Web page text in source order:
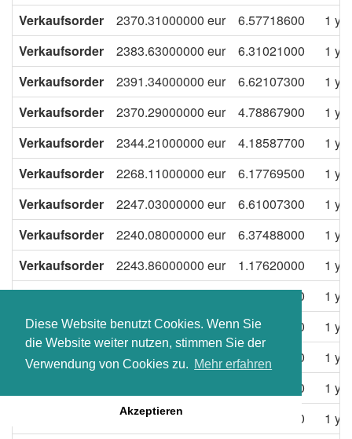
Diese Website benutzt Cookies. Wenn Sie
die Website weiter nutzen, stimmen Sie der
Verwendung von Cookies zu. Mehr erfahren
Akzeptieren
Verkaufsorder
2370.31000000 eur 6.57718600
1
Verkaufsorder
2383.63000000 eur 6.31021000
1
Verkaufsorder
2391.34000000 eur 6.62107300
1
Verkaufsorder
2370.29000000 eur 4.78867900
1
Verkaufsorder
2344.21000000 eur 4.18587700
1
Verkaufsorder
2268.11000000 eur 6.17769500
1
Verkaufsorder
2247.03000000 eur 6.61007300
1
Verkaufsorder
2240.08000000 eur 6.37488000
1
Verkaufsorder
2243.86000000 eur 1.17620000
1
Verkaufsorder
2250.00000000eur 0.01000000
1
Verkaufsorder
2250.00000000eur 0.05000000
1
Verkaufsorder
2226.29000000eur 6.37435600
1
0.04023500
1
2157.91000000 1.53231400 1